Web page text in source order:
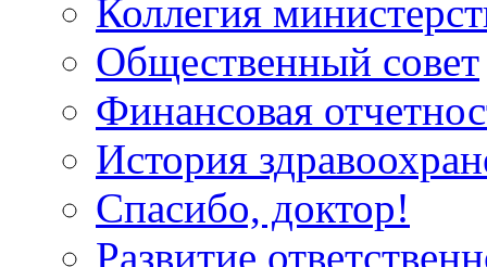
Коллегия
Общественный совет
Финансовая
История
Спасибо, доктор!
Развитие